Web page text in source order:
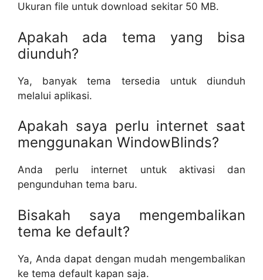
Ukuran file untuk download sekitar 50 MB.
Apakah ada tema yang bisa
diunduh?
Ya, banyak tema tersedia untuk diunduh
melalui aplikasi.
Apakah saya perlu internet saat
menggunakan WindowBlinds?
Anda perlu internet untuk aktivasi dan
pengunduhan tema baru.
Bisakah saya mengembalikan
tema ke default?
Ya, Anda dapat dengan mudah mengembalikan
ke tema default kapan saja.